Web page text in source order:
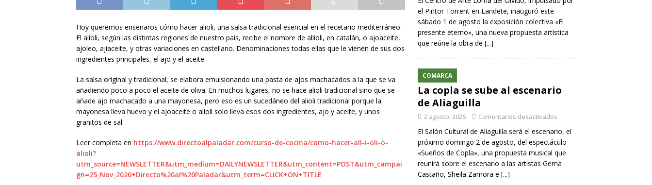
Hoy queremos enseñaros cómo hacer alioli, una salsa tradicional esencial en el recetario mediterráneo.
El alioli, según las distintas regiones de nuestro país, recibe el nombre de allioli, en catalán, o ajoaceite,
ajoleo, ajiaceite, y otras variaciones en castellano. Denominaciones todas ellas que le vienen de sus dos
ingredientes principales, el ajo y el aceite.
La salsa original y tradicional, se elabora emulsionando una pasta de ajos machacados a la que se va
añadiendo poco a poco el aceite de oliva. En muchos lugares, no se hace alioli tradicional sino que se
añade ajo machacado a una mayonesa, pero eso es un sucedáneo del alioli tradicional porque la
mayonesa lleva huevo y el ajoaceite o alioli solo lleva esos dos ingredientes, ajo y aceite, y unos
granitos de sal.
Leer completa en https://www.directoalpaladar.com/curso-de-cocina/como-hacer-all-i-oli-o-
alioli?
utm_source=NEWSLETTER&utm_medium=DAILYNEWSLETTER&utm_content=POST&utm_campai
gn=25_Nov_2020+Directo%20al%20Paladar&utm_term=CLICK+ON+TITLE
el Pintor Torrent en Landete, inauguró este
sábado 1 de agosto la exposición colectiva «El
presente eterno», una nueva propuesta artística
que reúne la obra de [...]
COMARCA
La copla se sube al escenario
de Aliaguilla
2 agosto, 2026 Comentarios desactivados
El Salón Cultural de Aliaguilla será el escenario, el
próximo domingo 2 de agosto, del espectáculo
«Sueños de Copla», una propuesta musical que
reunirá sobre el escenario a las artistas Gema
Castaño, Sheila Zamora e [...]